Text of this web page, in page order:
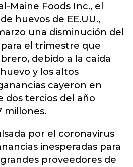
Maine Foods Inc., el
huevos de EE.UU.,
una disminución del
para el trimestre que
debido a la caída
y los altos
cayeron en
dos tercios del año
millones.
por el coronavirus
inesperadas para
proveedores de